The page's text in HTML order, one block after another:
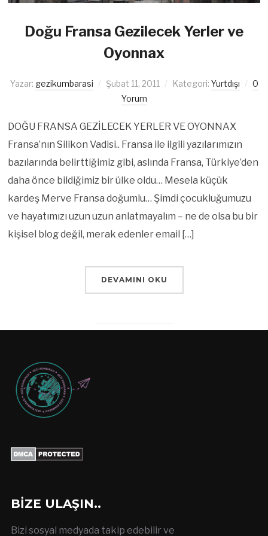
Doğu Fransa Gezilecek Yerler ve
Oyonnax
Yazar: gezikumbarasi Şubat 11, 2011 Kategori: Yurtdışı
0
Yorum
DOĞU FRANSA GEZİLECEK YERLER VE OYONNAX
Fransa’nın Silikon Vadisi.. Fransa ile ilgili yazılarımızın
bazılarında belirttiğimiz gibi, aslında Fransa, Türkiye’den
daha önce bildiğimiz bir ülke oldu… Mesela küçük
kardeş Merve Fransa doğumlu… Şimdi çocukluğumuzu
ve hayatımızı uzun uzun anlatmayalım – ne de olsa bu bir
kişisel blog değil, merak edenler email […]
DEVAMINI OKU
BIZE ULAŞIN..
Bizi sosyal medyada takip edebilir ve